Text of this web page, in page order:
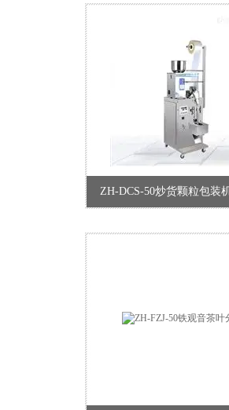
ZH-DCS-50炒货颗粒包装